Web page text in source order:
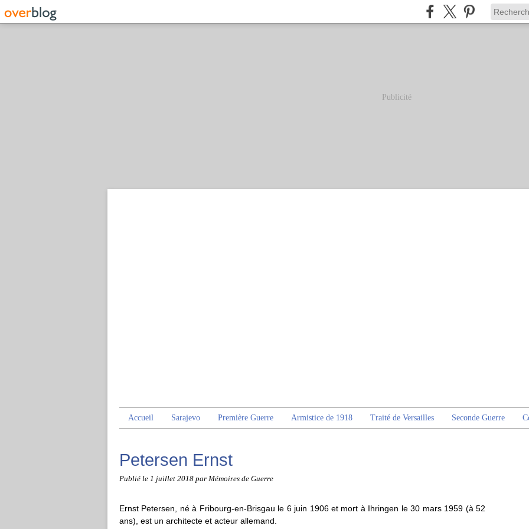
Publicité
Accueil Sarajevo Première Guerre Armistice de 1918 Traité de Versailles Seconde Guerre
Petersen Ernst
Publié le 1 juillet 2018 par Mémoires de Guerre
Ernst Petersen, né à Fribourg-en-Brisgau le 6 juin 1906 et mort à Ihringen le 30 mars 1959 (à 52
ans), est un architecte et acteur allemand.